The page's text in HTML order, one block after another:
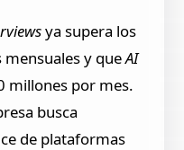
ya supera los
mensuales y queAI
millones por mes.
busca
de plataformas